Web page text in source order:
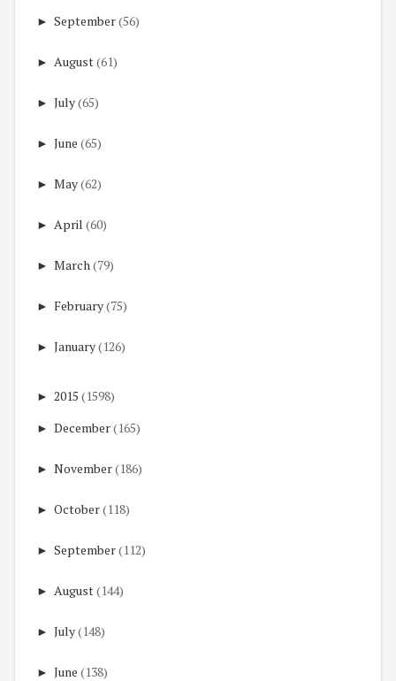
► September(56)
► August(61)
► July(65)
► June (65)
► May(62)
► April (60)
► March (79)
► February(75)
► January(126)
► 2015 (1598)
► December(165)
► November(186)
► October(118)
► September(112)
► August(144)
► July(148)
► June (138)